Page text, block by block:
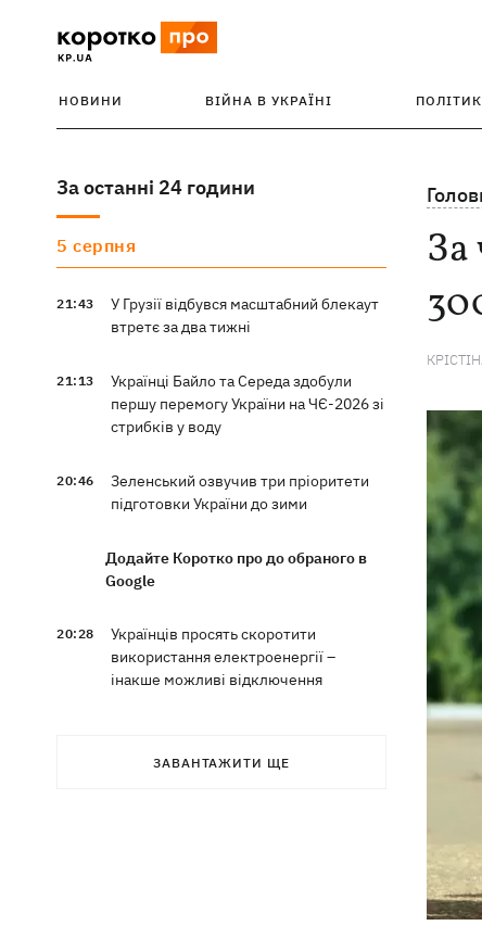
НОВИНИ ВІЙНА В УКРАЇНІ
За останні 24 години
5 серпня
21:43
У Грузії відбувся масштабний блекаут
втретє за два тижні
21:13
Українці Байло та Середа здобули
першу перемогу України на ЧЄ-2026 зі
стрибків у воду
20:46
Зеленський озвучив три пріоритети
підготовки України до зими
Додайте Коротко про до обраного в
Google
20:28
Українців просять скоротити
використання електроенергії –
інакше можливі відключення
блискавки просто на полі
ЗАВАНТАЖИТИ ЩЕ
За